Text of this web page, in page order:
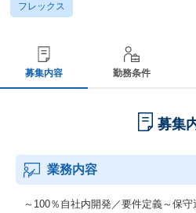
フレックス
募集内容 勤務条件
募集
業務内容
～100％自社内開発／要件定義～保